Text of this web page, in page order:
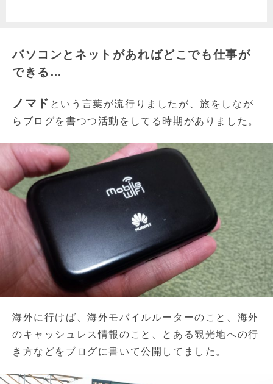
パソコンとネットがあればどこでも仕事が
できる…
ノマド という言葉が流行りましたが、旅をしなが
らブログを書つつ活動をしてる時期がありました。
海外に行けば、海外モバイルルーターのこと、海外
のキャッシュレス情報のこと、とある観光地への行
き方などをブログに書いて公開してました。